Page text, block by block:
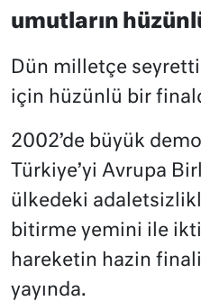
umutların
Dün milletçe
için hüzünlü bir
2002’de büyük
Türkiye’yi Avrupa
ülkedeki
bitirme yemini ile
hareketin hazin
yayında.